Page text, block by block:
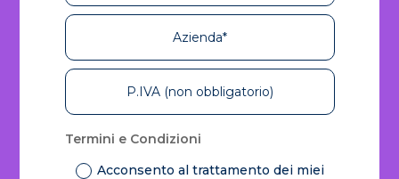
Termini e Condizioni
Acconsento al trattamento dei miei